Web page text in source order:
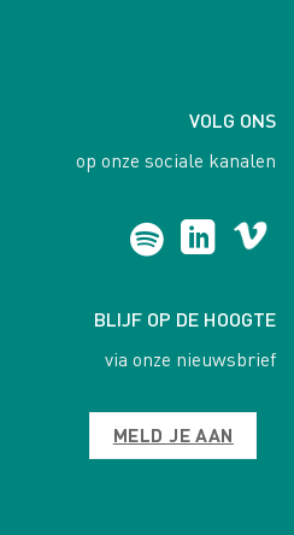
VOLG ONS
op onze sociale kanalen
BLIJF OP DE HOOGTE
via onze nieuwsbrief
MELD JE AAN